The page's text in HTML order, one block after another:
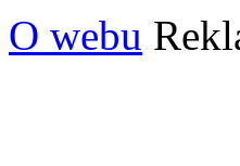
O webu